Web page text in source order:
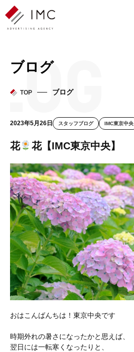
ブログ
TOP ブログ
2023年5月26日 スタッフブログ IMC東京中央
花 花【IMC東京中央】
おはこんばんちは！東京中央です
時期外れの暑さになったかと思えば、
翌日には一転寒くなったりと、